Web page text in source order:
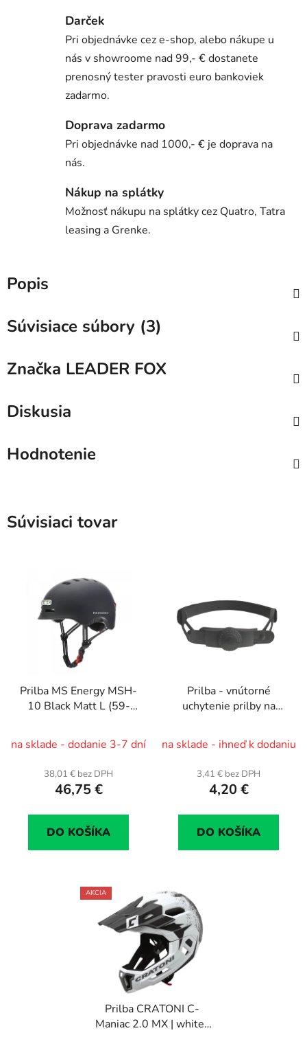
Darček
Pri objednávke cez e-shop, alebo nákupe u
nás v showroome nad 99,- € dostanete
prenosný tester pravosti euro bankoviek
zadarmo.
Doprava zadarmo
Pri objednávke nad 1000,- € je doprava na
nás.
Nákup na splátky
Možnosť nákupu na splátky cez Quatro, Tatra
leasing a Grenke.
Popis
Súvisiace súbory (3)
Značka LEADER FOX
Diskusia
Hodnotenie
Súvisiaci tovar
Prilba MS Energy MSH-
10 Black Matt L (59-
na sklade - dodanie 3-7 dní
38,01 € bez DPH
46,75 €
DO KOŠÍKA
Prilba - vnútorné
uchytenie prilby na
na sklade - ihneď k dodaniu
3,41 € bez DPH
4,20 €
DO KOŠÍKA
AKCIA
Prilba CRATONI C-
Maniac 2.0 MX | white-